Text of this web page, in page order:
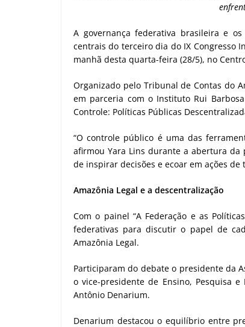
A governança federativa brasileira e
centrais do terceiro dia do IX Congresso
manhã desta quarta-feira (28/5), no
Organizado pelo Tribunal de Contas do
em parceria com o Instituto Rui
Controle: Políticas Públicas
“O controle público é uma das
afirmou Yara Lins durante a abertura da
de inspirar decisões e ecoar em ações de
Amazônia Legal e a descentralização
Com o painel “A Federação e as
federativas para discutir o papel de
Amazônia Legal.
Participaram do debate o presidente da
o vice-presidente de Ensino, Pesquisa e
Antônio Denarium.
Denarium destacou o equilíbrio entre